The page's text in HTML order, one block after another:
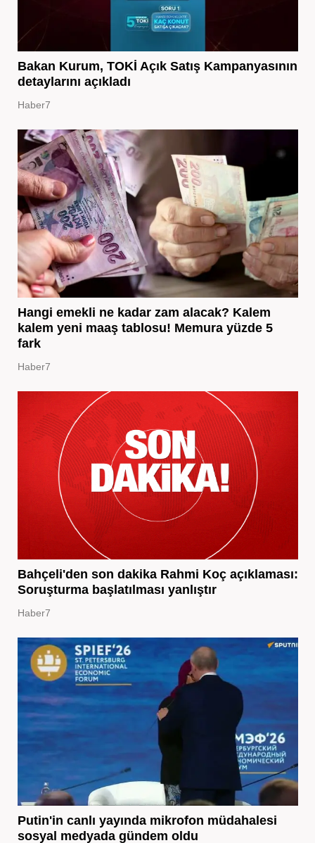
Bakan Kurum, TOKİ Açık Satış Kampanyasının
detaylarını açıkladı
Haber7
Hangi emekli ne kadar zam alacak? Kalem
kalem yeni maaş tablosu! Memura yüzde 5
fark
Haber7
Bahçeli'den son dakika Rahmi Koç açıklaması:
Soruşturma başlatılması yanlıştır
Haber7
Putin'in canlı yayında mikrofon müdahalesi
sosyal medyada gündem oldu